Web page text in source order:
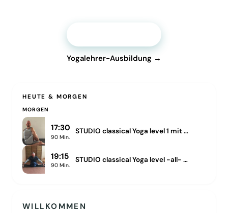
Yogalehrer-Ausbildung →
HEUTE & MORGEN
MORGEN
17:30
90 Min.
STUDIO classical Yoga level 1 mit Klaus am Montag Vorabend
19:15
90 Min.
STUDIO classical Yoga level -all- mit Klaus am Montag Abend
WILLKOMMEN